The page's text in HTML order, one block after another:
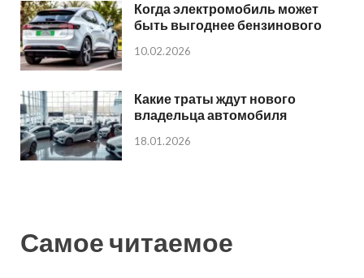
Когда электромобиль может
быть выгоднее бензинового
10.02.2026
Какие траты ждут нового
владельца автомобиля
18.01.2026
Самое читаемое